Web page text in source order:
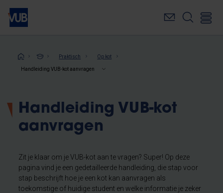
Overslaan
naar
inhoudKruimelpad
Praktisch Op kot
Handleiding VUB-kot aanvragen
Handleiding VUB-kot
aanvragen
Zit je klaar om je VUB-kot aan te vragen? Super! Op deze
pagina vind je een gedetailleerde handleiding, die stap voor
stap beschrijft hoe je een kot kan aanvragen als
toekomstige of huidige student en welke informatie je zeker